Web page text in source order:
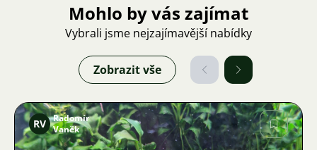
Mohlo by vás zajímat
Vybrali jsme nejzajímavější nabídky
Zobrazit vše
RV Radomír
Vaněk